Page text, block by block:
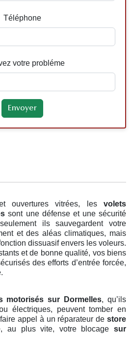
Téléphone
votre probléme
ouvertures vitrées, les volets
sont une défense et une sécurité
ils sauvegardent votre
et des aléas climatiques, mais
dissuasif envers les voleurs.
et de bonne qualité, vos biens
des efforts d’entrée forcée,
motorisés sur Dormelles, qu’ils
électriques, peuvent tomber en
appel à un réparateur de store
au plus vite, votre blocage sur